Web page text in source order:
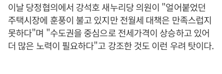
이날 당정협의에서 강석호 새누리당 의원이 "얼어붙었던
주택시장에 훈풍이 불고 있지만 전월세 대책은 만족스럽지
못하다"며 "수도권을 중심으로 전세가격이 상승하고 있어
더 많은 노력이 필요하다"고 강조한 것도 이런 우려 탓이다.